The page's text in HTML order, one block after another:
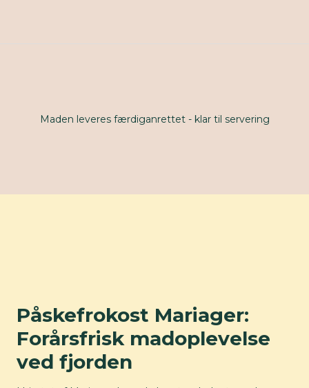
Maden leveres færdiganrettet - klar til servering
Påskefrokost Mariager:
Forårsfrisk madoplevelse
ved fjorden